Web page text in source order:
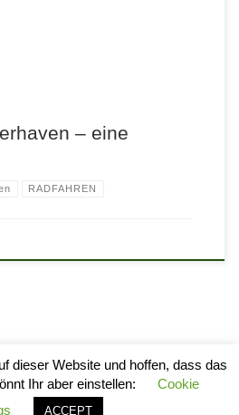
– eine
RADFAHREN
– Alle Rechte vorbehalten
mit Customizr Pro
dieser Website und hoffen, dass das
Ihr aber einstellen:
Cookie
ACCEPT